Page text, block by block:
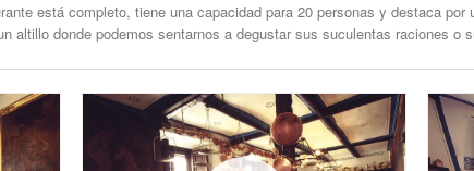
está completo, tiene una capacidad para 20 personas y destaca por
altillo donde podemos sentarnos a degustar sus suculentas raciones o